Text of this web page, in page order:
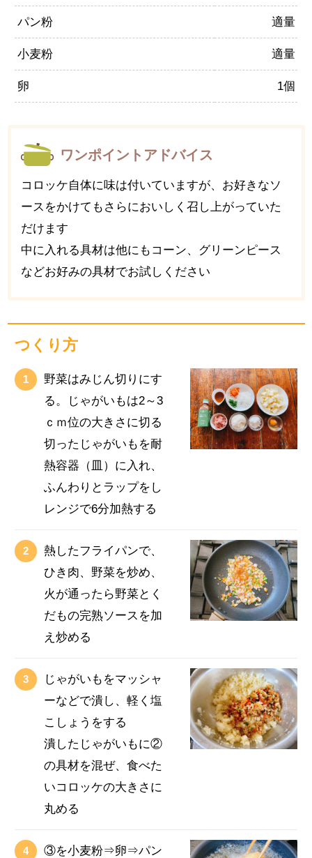
パン粉 適量
小麦粉 適量
卵 1個
ワンポイントアドバイス
コロッケ自体に味は付いていますが、お好きなソ
ースをかけてもさらにおいしく召し上がっていた
だけます
中に入れる具材は他にもコーン、グリーンピース
などお好みの具材でお試しください
つくり方
野菜はみじん切りにす
る。じゃがいもは2～3
ｃｍ位の大きさに切る
切ったじゃがいもを耐
熱容器（皿）に入れ、
ふんわりとラップをし
レンジで6分加熱する
熱したフライパンで、
ひき肉、野菜を炒め、
火が通ったら野菜とく
だもの完熟ソースを加
え炒める
じゃがいもをマッシャ
ーなどで潰し、軽く塩
こしょうをする
潰したじゃがいもに②
の具材を混ぜ、食べた
いコロッケの大きさに
丸める
③を小麦粉⇒卵⇒パン